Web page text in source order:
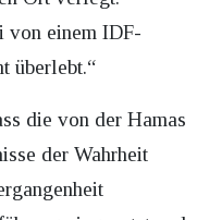
von einem IDF-
überlebt.“
die von der Hamas
der Wahrheit